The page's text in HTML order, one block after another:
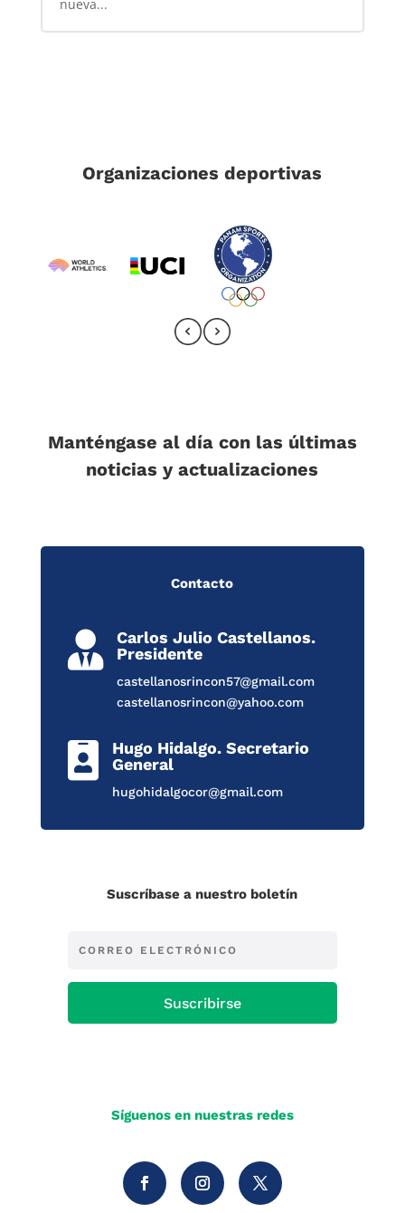
nueva...
Organizaciones deportivas
Manténgase al día con las últimas
noticias y actualizaciones
Contacto

Carlos Julio Castellanos.
Presidente
castellanosrincon57@gmail.com
castellanosrincon@yahoo.com

Hugo Hidalgo. Secretario
General
hugohidalgocor@gmail.com
Suscríbase a nuestro boletín
Suscribirse
Síguenos en nuestras redes